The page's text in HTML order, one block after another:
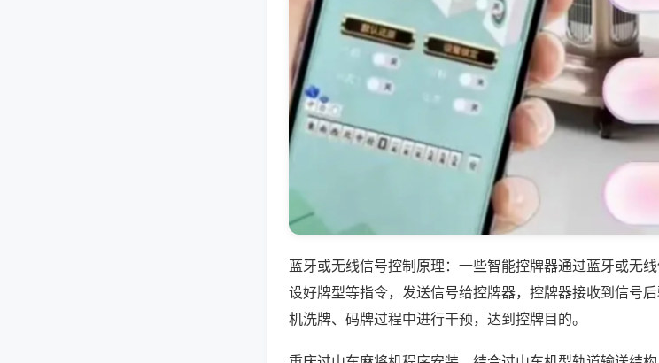
蓝牙或无线信号控制原理：一些智能控牌器通过蓝牙或无
设好牌型等指令，发送信号给控牌器，控牌器接收到信号
机洗牌、码牌过程中进行干预，达到控牌目的。